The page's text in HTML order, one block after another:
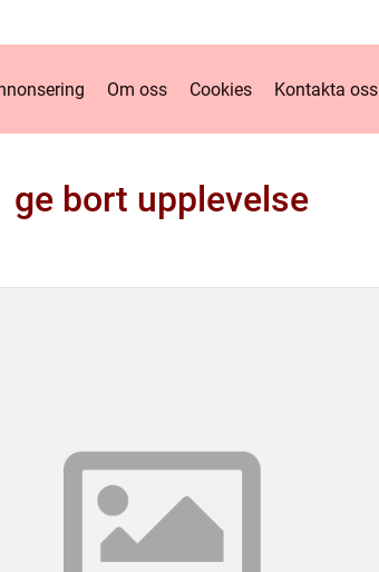
Om oss Cookies Kontakta oss
ge bort upplevelse